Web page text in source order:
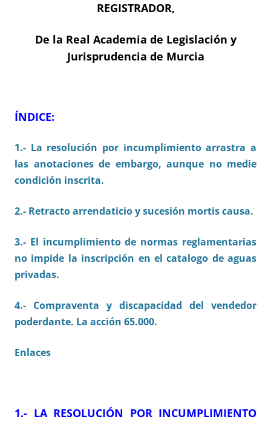
REGISTRADOR,
De la Real Academia de Legislación y
Jurisprudencia de Murcia
ÍNDICE:
1.- La resolución por incumplimiento arrastra a
las anotaciones de embargo, aunque no medie
condición inscrita.
2.- Retracto arrendaticio y sucesión mortis causa.
3.- El incumplimiento de normas reglamentarias
no impide la inscripción en el catalogo de aguas
privadas.
4.- Compraventa y discapacidad del vendedor
poderdante. La acción 65.000.
Enlaces
1.- LA RESOLUCIÓN POR INCUMPLIMIENTO